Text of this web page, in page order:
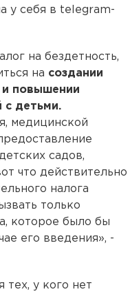
у себя в telegram-
на бездетность,
на создании
повышении
с детьми.
медицинской
садов,
что действительно
налога
только
которое было бы
его введения», -
тех, у кого нет